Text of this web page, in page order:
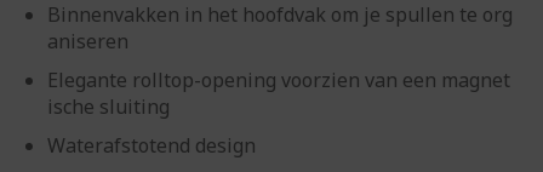
Binnenvakken in het hoofdvak om je spullen te org
aniseren
Elegante rolltop-opening voorzien van een magnet
ische sluiting
Waterafstotend design